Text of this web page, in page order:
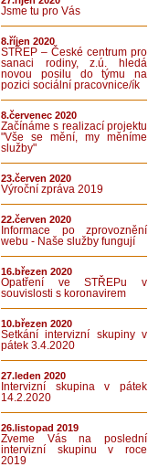
Jsme tu pro Vás
8.říjen 2020
STŘEP – České centrum pro
sanaci rodiny, z.ú. hledá
novou posilu do týmu na
pozici sociální pracovnice/ík
8.červenec 2020
Začínáme s realizací projektu
"Vše se mění, my měníme
služby"
23.červen 2020
Výroční zpráva 2019
22.červen 2020
Informace po zprovoznění
webu - Naše služby fungují
16.březen 2020
Opatření ve STŘEPu v
souvislosti s koronavirem
10.březen 2020
Setkání intervizní skupiny v
pátek 3.4.2020
27.leden 2020
Intervizní skupina v pátek
14.2.2020
26.listopad 2019
Zveme Vás na poslední
intervizní skupinu v roce
2019